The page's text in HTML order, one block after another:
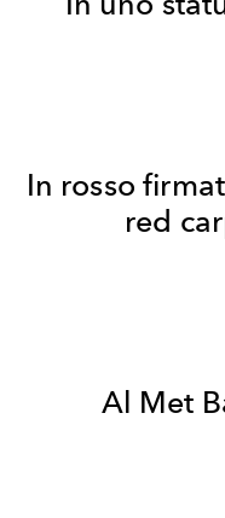
In rosso
red
Al Met